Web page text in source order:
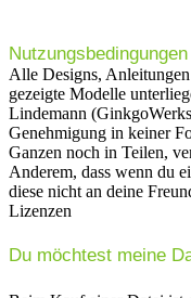
Alle Designs,
gezeigte Modelle
Lindemann
Genehmigung in keiner
Ganzen noch in Teilen,
Anderem, dass wenn du
diese nicht an deine
Lizenzen
Du möchtest meine